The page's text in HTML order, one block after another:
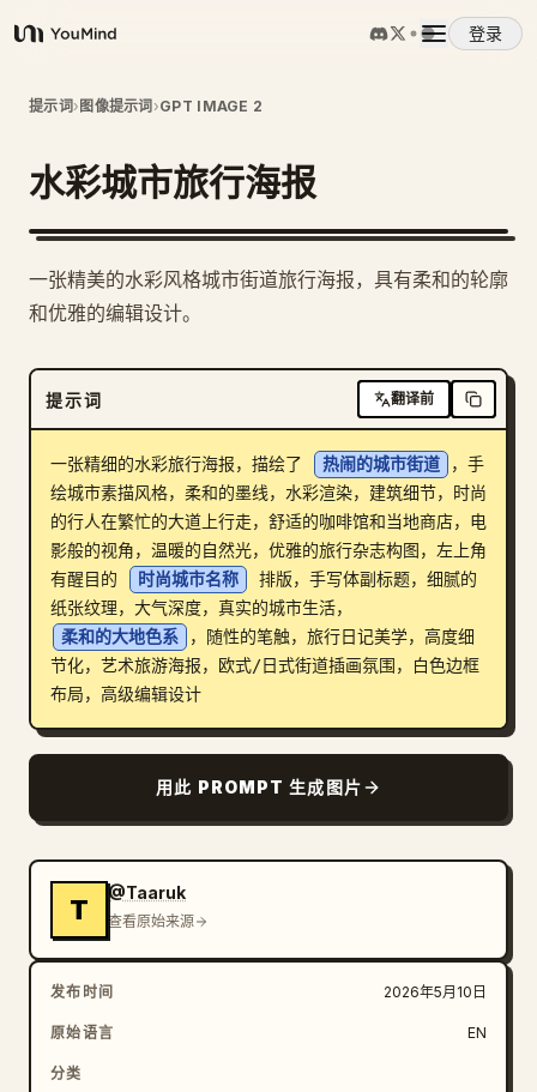
YouMind
登录
概览
使用案例
定价
下载
博客
更新
提示词› 图像提示词 ›GPT IMAGE 2
水彩城市旅行海报
一张精美的水彩风格城市街道旅行海报，具有柔和的轮廓
和优雅的编辑设计。
提示词 翻译前
一张精细的水彩旅行海报，描绘了 热闹的城市街道
，手
绘城市素描风格，柔和的墨线，水彩渲染，建筑细节，时尚
的行人在繁忙的大道上行走，舒适的咖啡馆和当地商店，电
影般的视角，温暖的自然光，优雅的旅行杂志构图，左上角
有醒目的
时尚城市名称
排版，手写体副标题，细腻的
纸张纹理，大气深度，真实的城市生活，
柔和的大地色系
，随性的笔触，旅行日记美学，高度细
节化，艺术旅游海报，欧式/日式街道插画氛围，白色边框
布局，高级编辑设计
用此 PROMPT 生成图片
T
@Taaruk
查看原始来源
发布时间 2026年5月10日
原始语言 EN
分类